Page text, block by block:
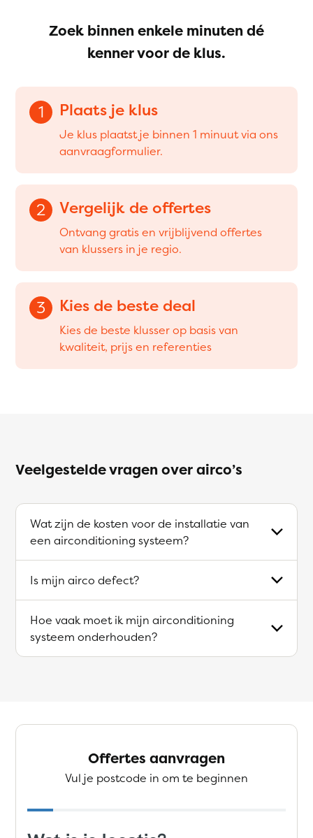
Zoek binnen enkele minuten dé
kenner voor de klus.
1 Plaats je klus
Je klus plaatst je binnen 1 minuut via ons
aanvraagformulier.
2 Vergelijk de offertes
Ontvang gratis en vrijblijvend offertes
van klussers in je regio.
3 Kies de beste deal
Kies de beste klusser op basis van
kwaliteit, prijs en referenties
Veelgestelde vragen over airco’s
Wat zijn de kosten voor de installatie van
een airconditioning systeem?
Is mijn airco defect?
Hoe vaak moet ik mijn airconditioning
systeem onderhouden?
Offertes aanvragen
Vul je postcode in om te beginnen